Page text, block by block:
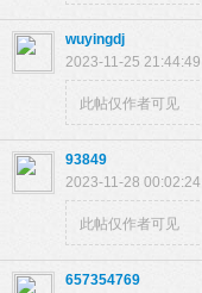
wuyingdj
2023-11-25 21:44:49
此帖仅作者可见
93849
2023-11-28 00:02:24
此帖仅作者可见
657354769